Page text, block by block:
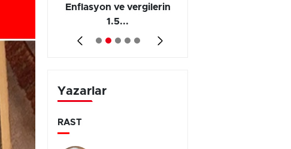
Enflasyon ve vergilerin
1.5...
Yazarlar
RAST